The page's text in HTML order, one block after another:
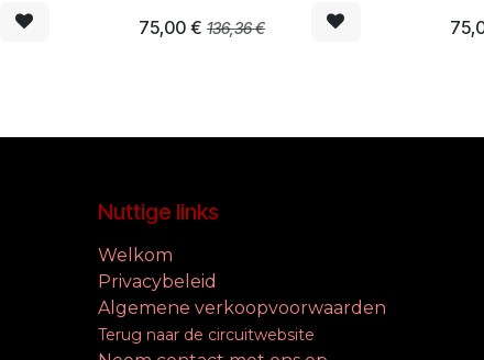
75,00€ 136,36€
Nuttige links
Welkom
Privacybeleid
Algemene verkoopvoorwaarden
Terug naar de circuitwebsite